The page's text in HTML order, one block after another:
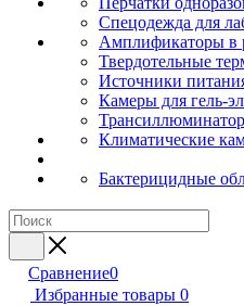
Спецодежда для
Амплификаторы в
Твердотельные
Источники
Камеры для гель-
Климатические
Бактерицидные
Сравнение0
Избранные товары 0